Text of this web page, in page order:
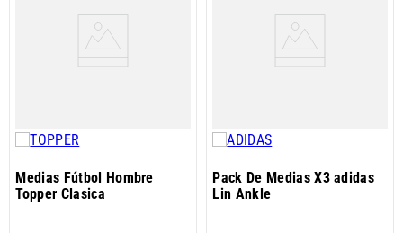
Medias Fútbol Hombre
Topper Clasica
Pack De Medias X3 adidas
Lin Ankle